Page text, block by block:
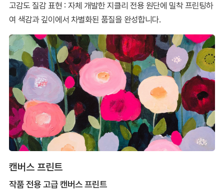
고감도 질감 표현 : 자체 개발한 지클리 전용 원단에 밀착 프린팅하
여 색감과 깊이에서 차별화된 품질을 완성합니다.
캔버스 프린트
작품 전용 고급 캔버스 프린트